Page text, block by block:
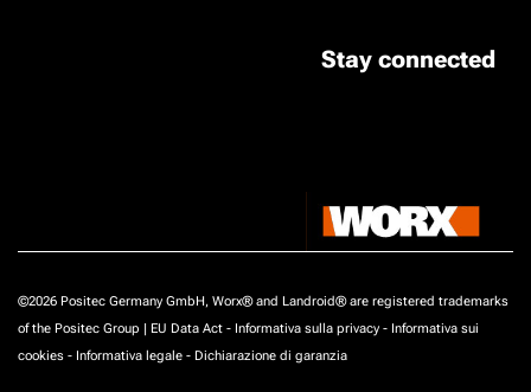
Stay connected
©2026 Positec Germany GmbH, Worx® and Landroid® are registered trademarks
of the Positec Group | EU Data Act - Informativa sulla privacy - Informativa sui
cookies - Informativa legale - Dichiarazione di garanzia